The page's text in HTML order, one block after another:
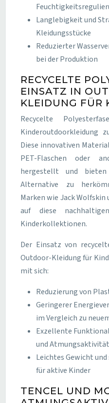
Langlebigkeit und
Kleidungsstücke
Reduzierter
bei der Produktion
RECYCELTE
EINSATZ IN
KLEIDUNG FÜR
Recycelte
Kinderoutdoorkleidung
Diese innovativen
PET-Flaschen oder
hergestellt und bieten
Alternative zu
Marken wie Jack
auf diese
Kinderkollektionen.
Der Einsatz von
Outdoor-Kleidung für
mit sich:
Reduzierung von
Geringerer
im Vergleich zu
Exzellente
und Atmungsaktivität
Leichtes Gewicht
für aktive Kinder
TENCEL UND